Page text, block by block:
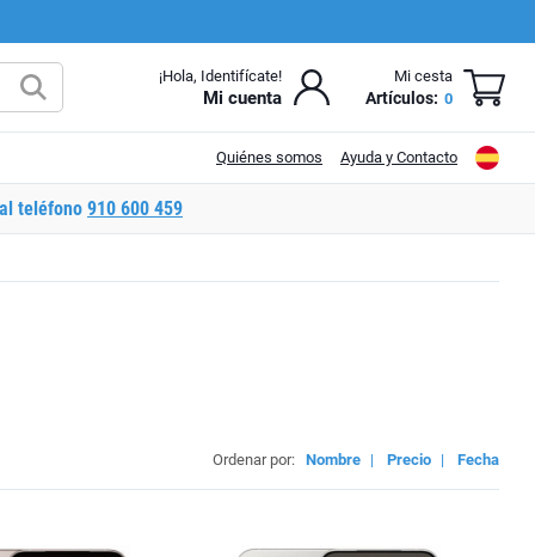
¡Hola, Identifícate!
Mi cuenta
Mi cesta
Artículos: 0
Quiénes somos Ayuda y Contacto
teléfono 910 600 459
Ordenar por: Nombre | Precio | Fecha